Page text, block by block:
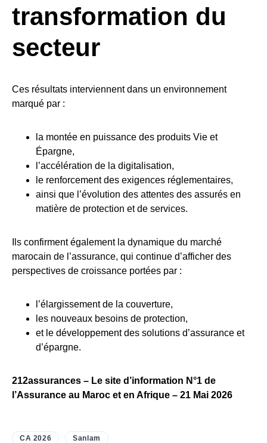
transformation du
secteur
Ces résultats interviennent dans un environnement
marqué par :
la montée en puissance des produits Vie et
Épargne,
l’accélération de la digitalisation,
le renforcement des exigences réglementaires,
ainsi que l’évolution des attentes des assurés en
matière de protection et de services.
Ils confirment également la dynamique du marché
marocain de l’assurance, qui continue d’afficher des
perspectives de croissance portées par :
l’élargissement de la couverture,
les nouveaux besoins de protection,
et le développement des solutions d’assurance et
d’épargne.
212assurances – Le site d’information N°1 de
l’Assurance au Maroc et en Afrique – 21 Mai 2026
CA 2026 Sanlam